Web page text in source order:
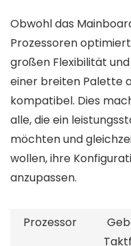
Obwohl das
Prozessoren
großen Flexibilität
einer breiten Palette
kompatibel. Dies
alle, die ein
möchten und
wollen, ihre
anzupassen.
Prozessor